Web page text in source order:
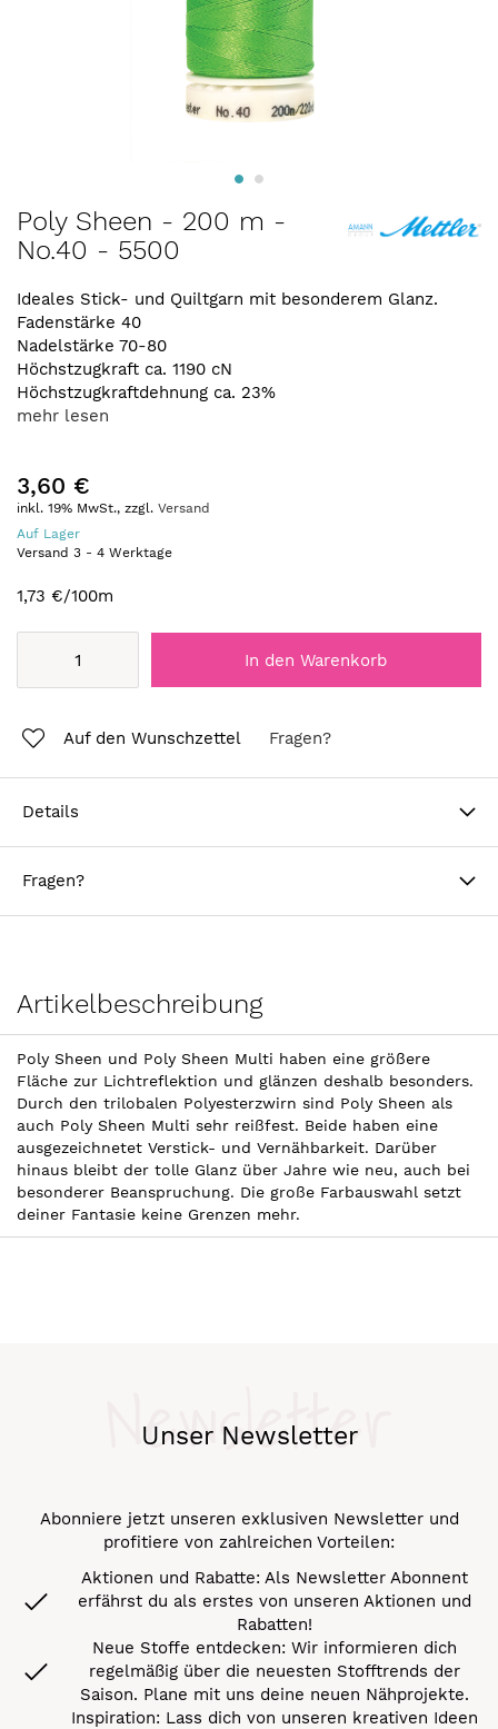
Zum
Anfang
der
springen
Poly Sheen - 200 m -
No.40 - 5500
Ideales Stick- und Quiltgarn mit besonderem Glanz.
Fadenstärke 40
Nadelstärke 70-80
Höchstzugkraft ca. 1190 cN
Höchstzugkraftdehnung ca. 23%
mehr lesen
3,60 €
inkl. 19% MwSt., zzgl. Versand
Auf Lager
Versand 3 - 4 Werktage
1,73 €/100m
In den Warenkorb
Auf den Wunschzettel Fragen?
Details
Fragen?
Artikelbeschreibung
Poly Sheen und Poly Sheen Multi haben eine größere
Fläche zur Lichtreflektion und glänzen deshalb besonders.
Durch den trilobalen Polyesterzwirn sind Poly Sheen als
auch Poly Sheen Multi sehr reißfest. Beide haben eine
ausgezeichnetet Verstick- und Vernähbarkeit. Darüber
hinaus bleibt der tolle Glanz über Jahre wie neu, auch bei
besonderer Beanspruchung. Die große Farbauswahl setzt
deiner Fantasie keine Grenzen mehr.
Unser Newsletter
Newsletter
Abonniere jetzt unseren exklusiven Newsletter und
profitiere von zahlreichen Vorteilen:
Aktionen und Rabatte: Als Newsletter Abonnent
erfährst du als erstes von unseren Aktionen und
Rabatten!
Neue Stoffe entdecken: Wir informieren dich
regelmäßig über die neuesten Stofftrends der
Saison. Plane mit uns deine neuen Nähprojekte.
Inspiration: Lass dich von unseren kreativen Ideen